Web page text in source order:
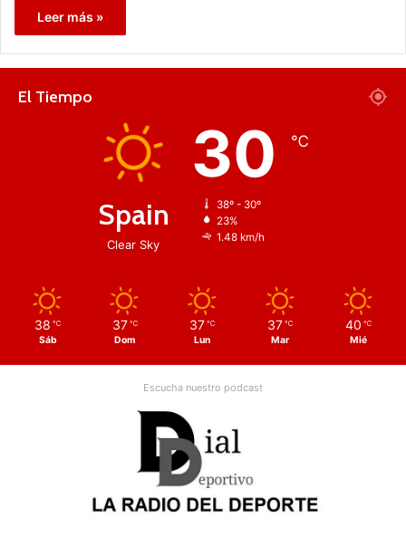
Leer más »
El Tiempo
Spain
Clear Sky
30 ℃
38º - 30º
23%
1.48 km/h
38 ℃
Sáb
37 ℃
Dom
37 ℃
Lun
37 ℃
Mar
40 ℃
Mié
Escucha nuestro podcast